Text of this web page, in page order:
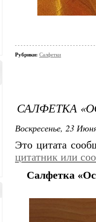
Рубрики: Салфетки
САЛФЕТКА
Воскресенье, 23
Это цитата
цитатник или
Салфетка